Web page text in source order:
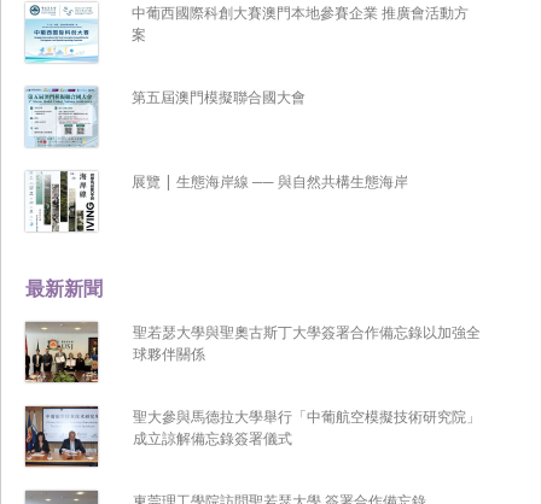
最新新聞
聖若瑟大學與聖奧古斯丁大學簽署合作備忘錄以加強全
球夥伴關係
聖大參與馬德拉大學舉行「中葡航空模擬技術研究院」
成立諒解備忘錄簽署儀式
中葡西國際科創大賽澳門本地參賽企業 推廣會活動方
案
第五屆澳門模擬聯合國大會
展覽 | 生態海岸線 ── 與自然共構生態海岸